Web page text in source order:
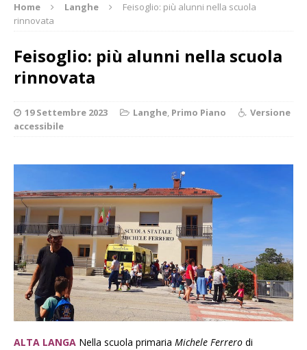
Home Langhe
Feisoglio: più alunni nella scuola
rinnovata
Feisoglio: più alunni nella scuola
rinnovata
19 Settembre 2023 Langhe, Primo Piano
Versione
accessibile
ALTA LANGA Nella scuola primaria Michele Ferrero di